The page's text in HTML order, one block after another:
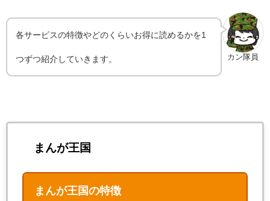
カン隊員
各サービスの特徴やどのくらいお得に読めるかを1
つずつ紹介していきます。
まんが王国
まんが王国の特徴